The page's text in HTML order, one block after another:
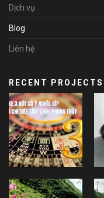
Dịch vụ
Blog
Liên hệ
RECENT PROJECTS